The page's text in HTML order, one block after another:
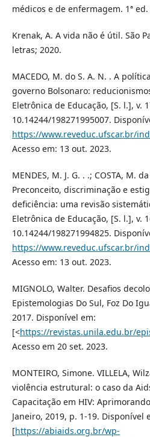
médicos e de enfermagem. 1ª
Krenak, A. A vida não é útil. São
letras; 2020.
MACEDO, M. do S. A. N. . A
governo Bolsonaro:
Eletrônica de Educação, [S. l.], v.
10.14244/198271995007.
https://www.reveduc.ufscar.br/
Acesso em: 13 out. 2023.
MENDES, M. J. G. . .; COSTA, M.
Preconceito, discriminação e
deficiência: uma revisão
Eletrônica de Educação, [S. l.], v.
10.14244/198271994825.
https://www.reveduc.ufscar.br/
Acesso em: 13 out. 2023.
MIGNOLO, Walter. Desafios
Epistemologias Do Sul, Foz Do
2017. Disponível em:
[<https://revistas.unila.edu.br/
Acesso em 20 set. 2023.
MONTEIRO, Simone. VILLELA,
violência estrutural: o caso da
Capacitação em HIV:
Janeiro, 2019, p. 1-19. Disponível
[https://abiaids.org.br/wp-